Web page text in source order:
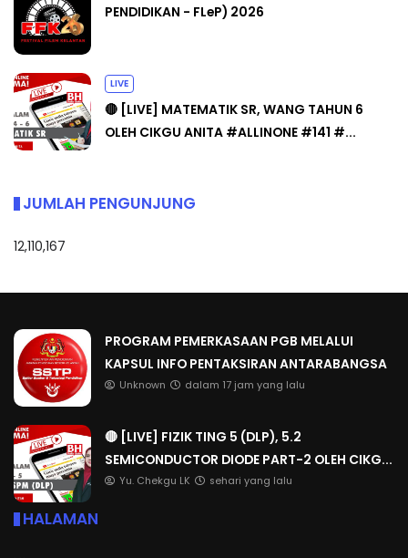
PENDIDIKAN - FLeP) 2026
LIVE
🔴 [LIVE] MATEMATIK SR, WANG TAHUN 6
OLEH CIKGU ANITA #ALLINONE #141 #...
JUMLAH PENGUNJUNG
12,110,167
PROGRAM PEMERKASAAN PGB MELALUI
KAPSUL INFO PENTAKSIRAN ANTARABANGSA
Unknown dalam 17 jam yang lalu
🔴 [LIVE] FIZIK TING 5 (DLP), 5.2
SEMICONDUCTOR DIODE PART-2 OLEH CIKG...
Yu. Chekgu LK sehari yang lalu
HALAMAN